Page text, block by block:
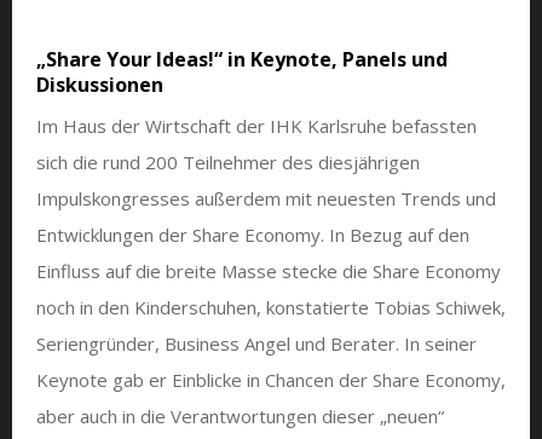
„Share Your Ideas!“ in Keynote, Panels und
Diskussionen
Im Haus der Wirtschaft der IHK Karlsruhe befassten
sich die rund 200 Teilnehmer des diesjährigen
Impulskongresses außerdem mit neuesten Trends und
Entwicklungen der Share Economy. In Bezug auf den
Einfluss auf die breite Masse stecke die Share Economy
noch in den Kinderschuhen, konstatierte Tobias Schiwek,
Seriengründer, Business Angel und Berater. In seiner
Keynote gab er Einblicke in Chancen der Share Economy,
aber auch in die Verantwortungen dieser „neuen“